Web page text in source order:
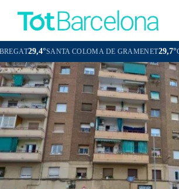
SANTA COLOMA DE GRAMENET29,7°